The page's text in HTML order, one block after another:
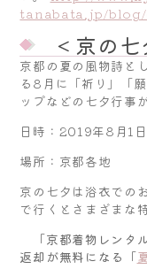
tanabata.jp/
＜京の七
京都の夏の風物詩と
る8月に「祈り」「
ップなどの七夕行事
日時：2019年8月1
場所：京都各地
京の七夕は浴衣で
で行くとさまざまな
「京都着物レンタ
返却が無料になる「